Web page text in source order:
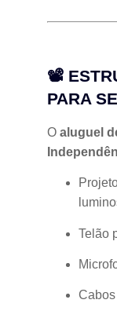
📽
PARA
O aluguel
Telão